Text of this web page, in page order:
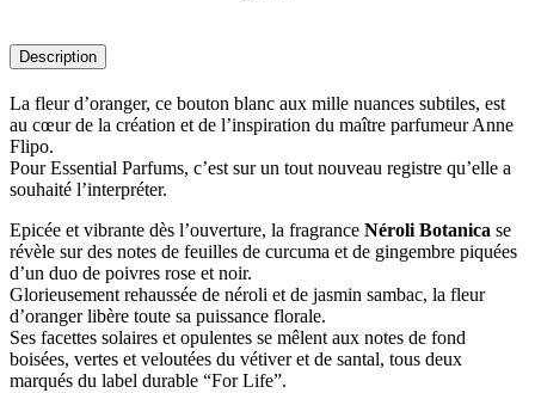
Description
La fleur d’oranger, ce bouton blanc aux mille nuances subtiles, est
au cœur de la création et de l’inspiration du maître parfumeur Anne
Flipo.
Pour Essential Parfums, c’est sur un tout nouveau registre qu’elle a
souhaité l’interpréter.
Epicée et vibrante dès l’ouverture, la fragrance Néroli Botanica se
révèle sur des notes de feuilles de curcuma et de gingembre piquées
d’un duo de poivres rose et noir.
Glorieusement rehaussée de néroli et de jasmin sambac, la fleur
d’oranger libère toute sa puissance florale.
Ses facettes solaires et opulentes se mêlent aux notes de fond
boisées, vertes et veloutées du vétiver et de santal, tous deux
marqués du label durable “For Life”.